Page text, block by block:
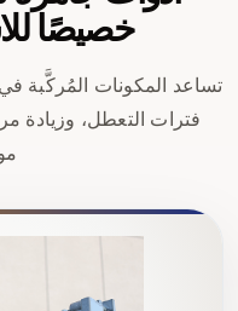
خصيصًا
تساعد المكونات المُركَّبة
فترات التعطل، وزيادة